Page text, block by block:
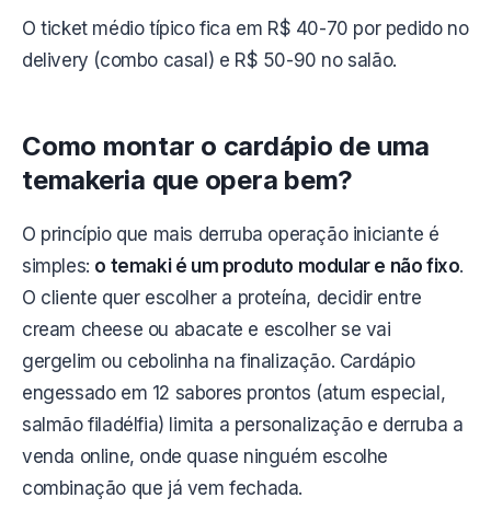
O ticket médio típico fica em R$ 40-70 por pedido no
delivery (combo casal) e R$ 50-90 no salão.
Como montar o cardápio de uma
temakeria que opera bem?
O princípio que mais derruba operação iniciante é
simples: o temaki é um produto modular e não fixo.
O cliente quer escolher a proteína, decidir entre
cream cheese ou abacate e escolher se vai
gergelim ou cebolinha na finalização. Cardápio
engessado em 12 sabores prontos (atum especial,
salmão filadélfia) limita a personalização e derruba a
venda online, onde quase ninguém escolhe
combinação que já vem fechada.